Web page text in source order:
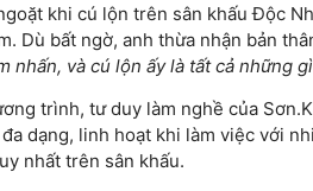
khi cú lộn trên sân khấu Độc
Dù bất ngờ, anh thừa nhận bản
nhấn, và cú lộn ấy là tất cả những
trình, tư duy làm nghề của
dạng, linh hoạt khi làm việc với
nhất trên sân khấu.